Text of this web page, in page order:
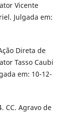
Vicente
Julgada em:
Direta de
Tasso Caubi
em: 10-12-
CC. Agravo de